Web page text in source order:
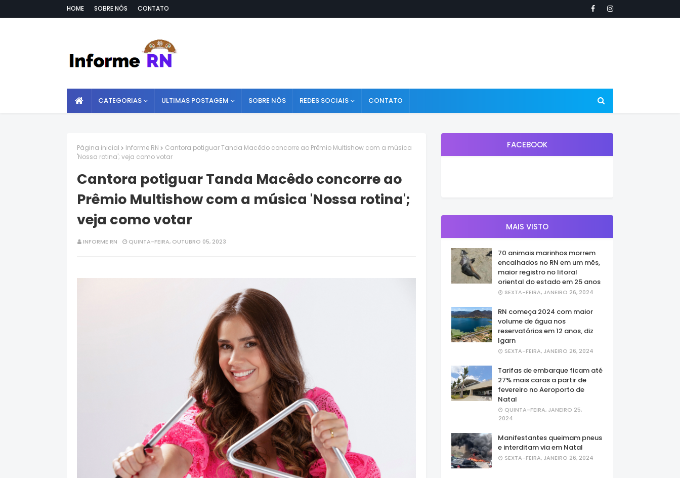
HOME SOBRE NÓS CONTATO
CATEGORIAS ULTIMAS POSTAGEM SOBRE NÓS REDES SOCIAIS CONTATO
Página inicial Informe RN
Cantora potiguar Tanda Macêdo concorre ao Prêmio Multishow com a música
'Nossa rotina'; veja como votar
Cantora potiguar Tanda Macêdo concorre ao
Prêmio Multishow com a música 'Nossa rotina';
veja como votar
INFORME RN QUINTA-FEIRA, OUTUBRO 05, 2023
FACEBOOK
MAIS VISTO
70 animais marinhos morrem
encalhados no RN em um mês,
maior registro no litoral
oriental do estado em 25 anos
SEXTA-FEIRA, JANEIRO 26, 2024
RN começa 2024 com maior
volume de água nos
reservatórios em 12 anos, diz
Igarn
SEXTA-FEIRA, JANEIRO 26, 2024
Tarifas de embarque ficam até
27% mais caras a partir de
fevereiro no Aeroporto de
Natal
QUINTA-FEIRA, JANEIRO 25,
2024
Manifestantes queimam pneus
e interditam via em Natal
SEXTA-FEIRA, JANEIRO 26, 2024